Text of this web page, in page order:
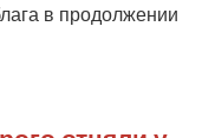
в продолжении